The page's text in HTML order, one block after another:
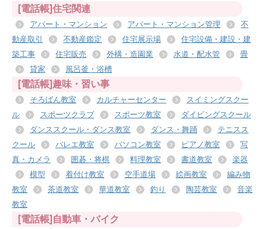
[電話帳]住宅関連
アパート・マンション アパート・マンション管理
不
動産取引
不動産鑑定 住宅展示場
住宅設備・建設・建
築工事
住宅販売 外構・造園業 水道・配水管
畳
貸家
風呂釜・浴槽
[電話帳]趣味・習い事
そろばん教室 カルチャーセンター
スイミングスクー
ル
スポーツクラブ スポーツ教室
ダイビングスクール
ダンススクール・ダンス教室
ダンス・舞踊
テニスス
クール
バレエ教室 パソコン教室 ピアノ教室
写
真・カメラ
囲碁・将棋 料理教室 書道教室
楽器
模型
着付け教室 空手道場 絵画教室
編み物
教室
茶道教室 華道教室 釣り 陶芸教室
音楽
教室
[電話帳]自動車・バイク